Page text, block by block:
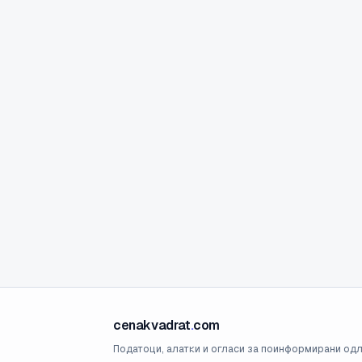
cenakvadrat.com
Податоци, алатки и огласи за поинформирани